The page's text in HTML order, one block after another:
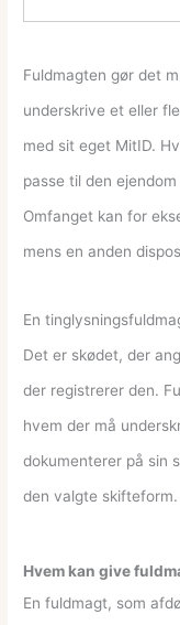
Fuldmagten gør det
underskrive et eller
med sit eget MitID.
passe til den
Omfanget kan for
mens en anden
En
Det er skødet, der
der registrerer den.
hvem der må
dokumenterer på sin
den valgte skifteform.
Hvem kan give
En fuldmagt, som